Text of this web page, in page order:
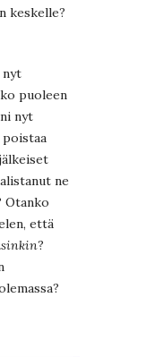
keskelle?
nyt
puoleen
nyt
poistaa
ne
Otanko
että
?